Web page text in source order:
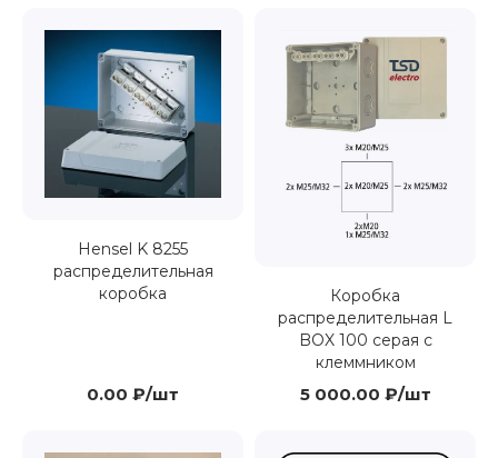
Hensel K 8255
распределительная
коробка
0.00 ₽/шт
Коробка
распределительная L
BOX 100 серая с
клеммником
5 000.00 ₽/шт